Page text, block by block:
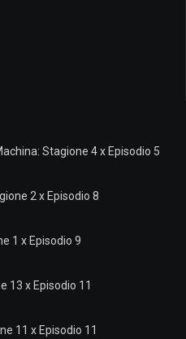
Stagione 4 x Episodio 5
2 x Episodio 8
1 x Episodio 9
13 x Episodio 11
11 x Episodio 11